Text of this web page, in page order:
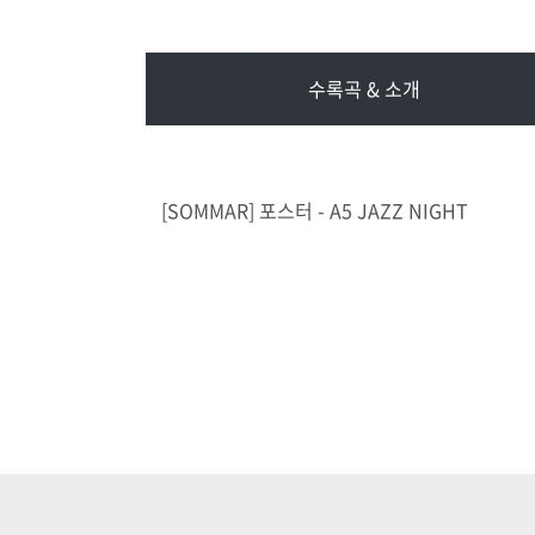
수록곡 & 소개
[SOMMAR] 포스터 - A5 JAZZ NIGHT